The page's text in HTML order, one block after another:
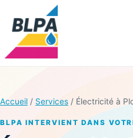
Accueil / Services / Électricité à
BLPA INTERVIENT DANS